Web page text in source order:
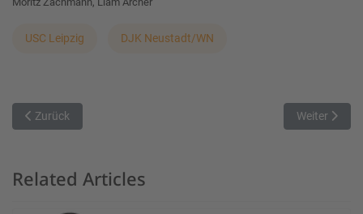
USC Leipzig DJK Neustadt/WN
Vorheriger Beitrag: Derbytime im Basketballcenter Hauptsmoor
Zurück Nächster
Weiter
Related Articles